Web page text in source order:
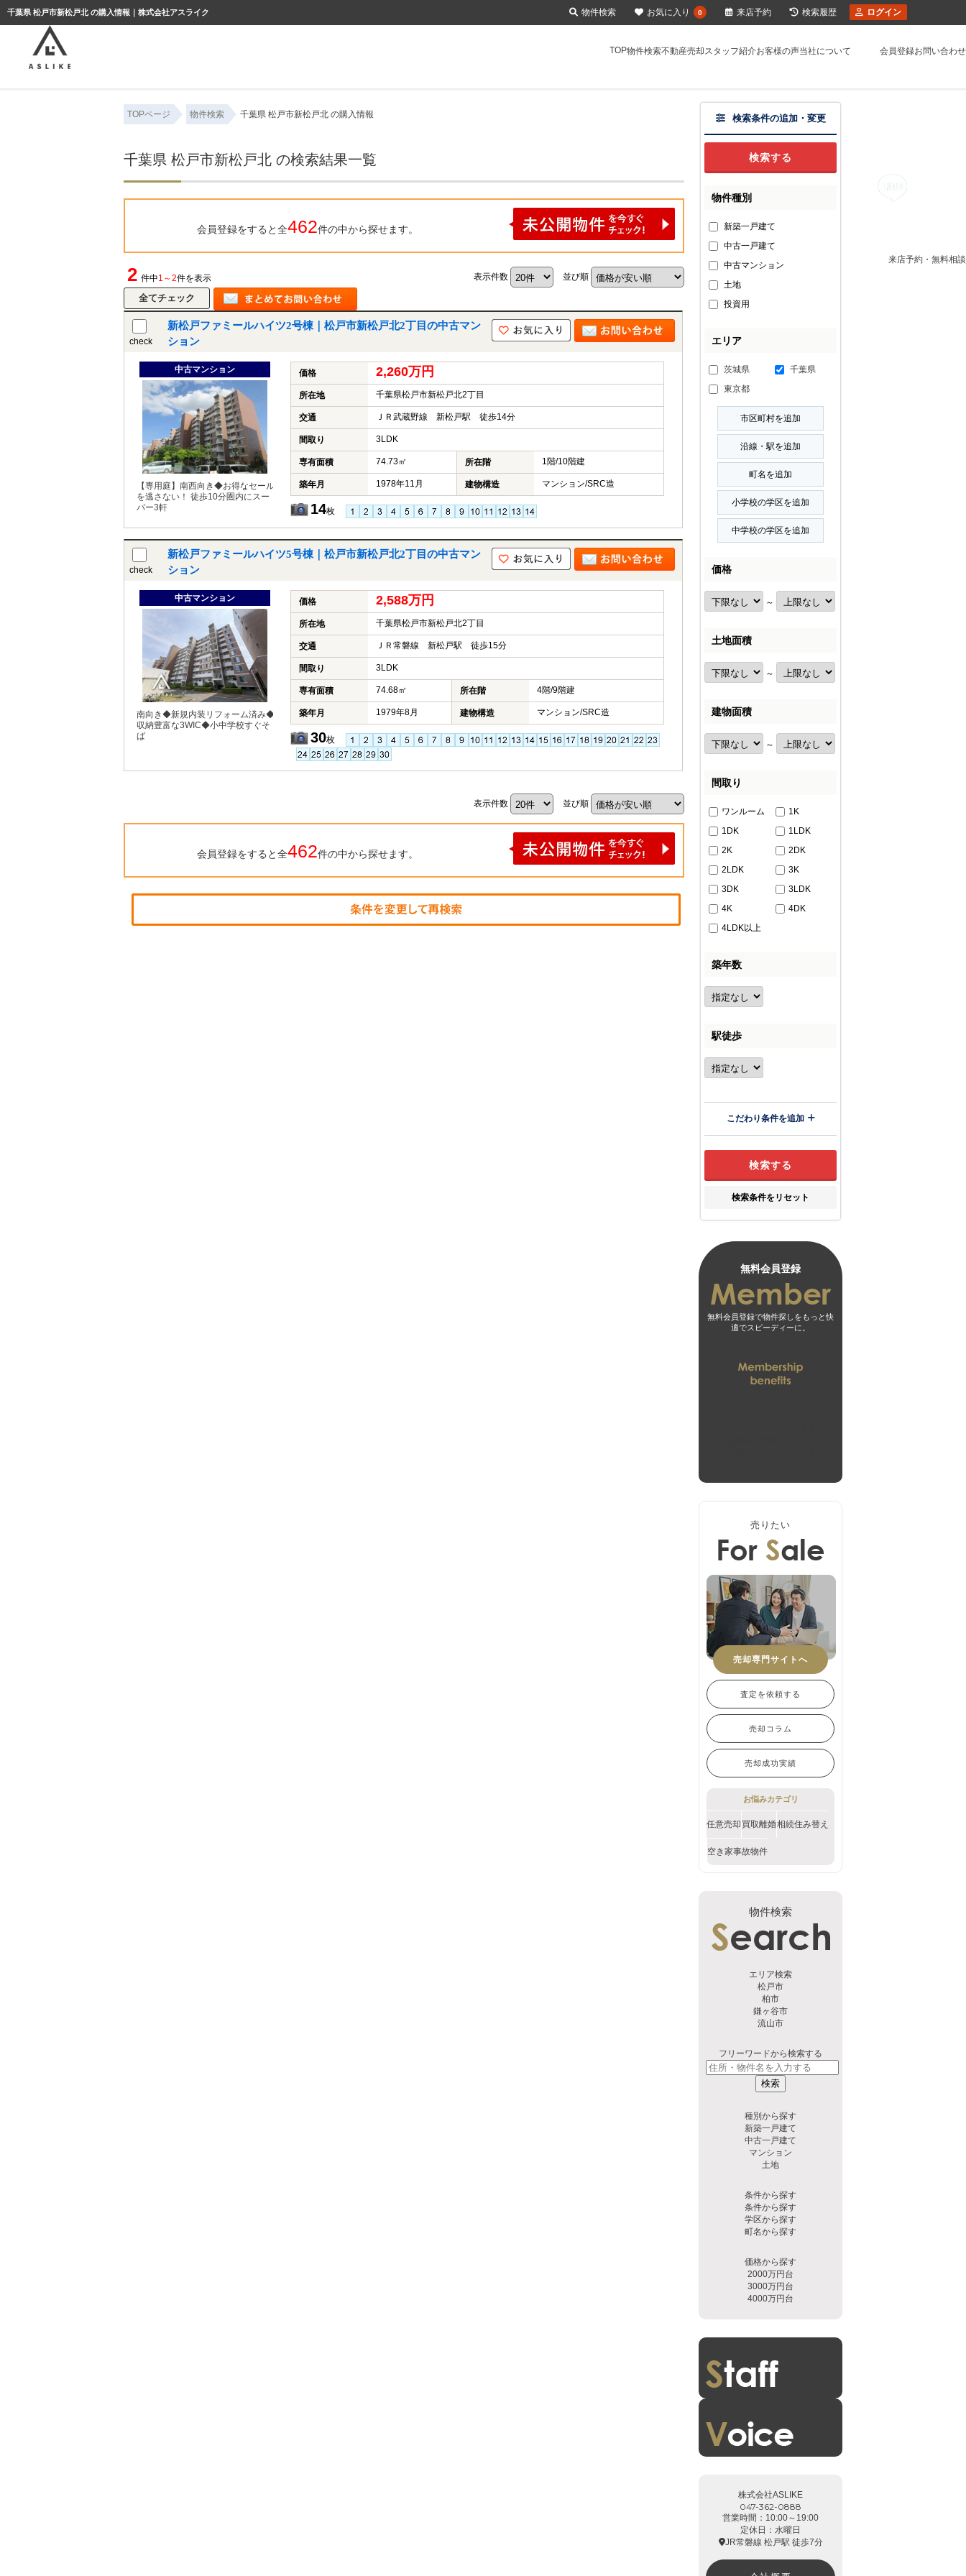
千葉県 松戸市新松戸北 の購入情報｜株式会社アスライク
TOP物件検索不動産売却スタッフ紹介お客様の声当社について 会員登録お問い合わせ
来店予約・無料相談
TOPページ 物件検索 千葉県 松戸市新松戸北 の購入情報
千葉県 松戸市新松戸北 の検索結果一覧
会員登録をすると全462件の中から探せます。
2 件中1～2件を表示 表示件数 並び順
check
新松戸ファミールハイツ2号棟｜松戸市新松戸北2丁目の中古マン
ション
中古マンション
【専用庭】南西向き◆お得なセール
を逃さない！ 徒歩10分圏内にスー
パー3軒
価格 2,260万円
所在地 千葉県松戸市新松戸北2丁目
交通 ＪＲ武蔵野線 新松戸駅 徒歩14分
間取り 3LDK
専有面積 74.73㎡ 所在階 1階/10階建
築年月 1978年11月 建物構造 マンション/SRC造
14枚
check
新松戸ファミールハイツ5号棟｜松戸市新松戸北2丁目の中古マン
ション
中古マンション
南向き◆新規内装リフォーム済み◆
収納豊富な3WIC◆小中学校すぐそ
ば
価格 2,588万円
所在地 千葉県松戸市新松戸北2丁目
交通 ＪＲ常磐線 新松戸駅 徒歩15分
間取り 3LDK
専有面積 74.68㎡ 所在階 4階/9階建
築年月 1979年8月 建物構造 マンション/SRC造
30枚
表示件数 並び順
会員登録をすると全462件の中から探せます。
検索条件の追加・変更
物件種別
新築一戸建て
中古一戸建て
中古マンション
土地
投資用
エリア
茨城県
千葉県
東京都
価格
～
土地面積
～
建物面積
～
間取り
ワンルーム
1K
1DK
1LDK
2K
2DK
2LDK
3K
3DK
3LDK
4K
4DK
4LDK以上
築年数
駅徒歩
こだわり条件を追加
検索条件をリセット
無料会員登録
無料会員登録で物件探しをもっと快
適でスピーディーに。
売りたい
売却専門サイトへ
査定を依頼する
売却コラム
売却成功実績
お悩みカテゴリ
任意売却 買取離婚相続住み替え
空き家事故物件
物件検索
エリア検索
松戸市
柏市
鎌ヶ谷市
流山市
フリーワードから検索する
検索
種別から探す
新築一戸建て
中古一戸建て
マンション
土地
条件から探す
条件から探す
学区から探す
町名から探す
価格から探す
2000万円台
3000万円台
4000万円台
株式会社ASLIKE
047-362-0888
営業時間：10:00～19:00
定休日：水曜日
JR常磐線 松戸駅 徒歩7分
物件検索 お気に入り 0 来店予約 検索履歴 ログイン
ようこそゲスト様